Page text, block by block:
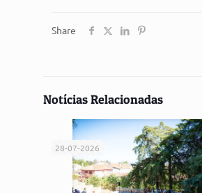
Share
Notícias Relacionadas
28-07-2026